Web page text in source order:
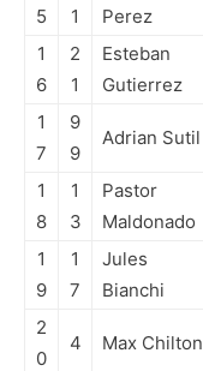
5 1 Perez
1
6
2
1
Esteban
Gutierrez
1
7
9
9
Adrian Sutil
1
8
1
3
Pastor
Maldonado
1
9
1
7
Jules
Bianchi
2
0
4 Max Chilton